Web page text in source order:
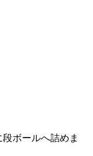
ボールへ詰めま